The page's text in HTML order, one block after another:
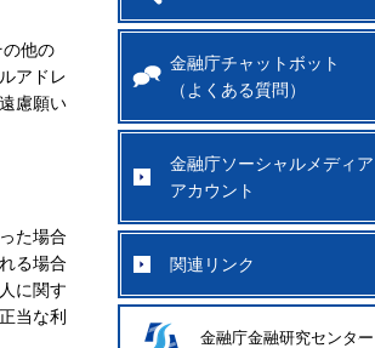
の他の
アドレ
慮願い
た場合
る場合
に関す
当な利
金融庁チャットボット
（よくある質問）
金融庁ソーシャルメディア
アカウント
関連リンク
金融庁金融研究センター